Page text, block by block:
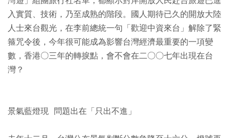
入實質、技術，乃至成熟的階段。國人期待已久的開放大陸
人士來台觀光，在李前總統一句「歡迎中資來台」解除了緊
箍咒令後，今年很可能成為影響台灣經濟最重要的一項變
數，香港○三年的轉捩點，會不會在二○○七年出現在台
灣？
景氣藍燈現 問題出在「只出不進」